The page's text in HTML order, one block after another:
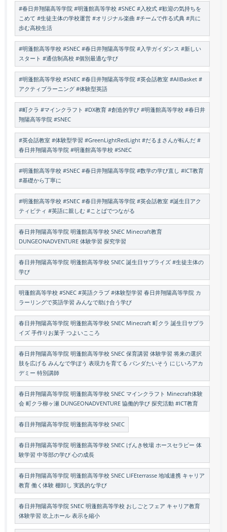
#春日井翔陽高等学院 #明蓬館高等学校 #SNEC #入校式 #歓迎の気持ちを
こめて #生徒主体の学校運営 #オリジナル楽曲 #チームで作る式典 #共に
歩む高校生活
#明蓬館高等学校 #SNEC #春日井翔陽高等学院 #入学ガイダンス #新しい
スタート #通信制高校 #個別最適な学び
#明蓬館高等学校 #SNEC #春日井翔陽高等学院 #英会話教室 #AllBasket #
アクティブラーニング #体験型英語
#町クラ #マインクラフト #DX教育 #創造的学び #明蓬館高等学校 #春日井
翔陽高等学院 #SNEC
#英会話教室 #体験型学習 #GreenLightRedLight #だるまさんが転んだ #
春日井翔陽高等学院 #明蓬館高等学校 #SNEC
#明蓬館高等学校 #SNEC #春日井翔陽高等学院 #数学の学び直し #ICT教育
#基礎から丁寧に
#明蓬館高等学校 #SNEC #春日井翔陽高等学院 #英会話教室 #誕生日アク
ティビティ #英語に親しむ #ことばでつながる
春日井翔陽高等学院 明蓬館高等学校 SNEC Minecraft教育
DUNGEONADVENTURE 体験学習 探究学習
春日井翔陽高等学院 明蓬館高等学校 SNEC 誕生日サプライズ #生徒主体の
学び
明蓬館高等学校 #SNEC #英語クラブ #体験型学習 春日井翔陽高等学院 カ
ラーリングで英語学習 みんなで助け合う学び
春日井翔陽高等学院 明蓬館高等学校 SNEC Minecraft 町クラ 誕生日サプラ
イズ 手作りお菓子 つよいこころ
春日井翔陽高等学院 明蓬館高等学校 SNEC 保育講習 体験学習 将来の選択
肢を広げる みんなで学ぼう 表現力を育てる パンダたいそう にじいろアカ
デミー 特別講師
春日井翔陽高等学院 明蓬館高等学校 SNEC マインクラフト Minecraft体験
会 町クラ柳ヶ瀬 DUNGEONADVENTURE 協働的学び 探究活動 #ICT教育
春日井翔陽高等学院 明蓬館高等学校 SNEC
春日井翔陽高等学院 明蓬館高等学校 SNEC げんき牧場 ホースセラピー 体
験学習 中等部の学び 心の成長
春日井翔陽高等学院 明蓬館高等学校 SNEC LIFEterrasse 地域連携 キャリア
教育 働く体験 棚卸し 実践的な学び
春日井翔陽高等学院 SNEC 明蓬館高等学校 おしごとフェア キャリア教育
体験学習 吹上ホール 表示を縮小